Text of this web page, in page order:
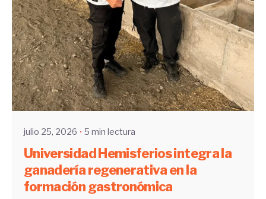
Enviado por
UHE
julio 25, 2026 5 min lectura
Universidad Hemisferios integra la
ganadería regenerativa en la
formación gastronómica